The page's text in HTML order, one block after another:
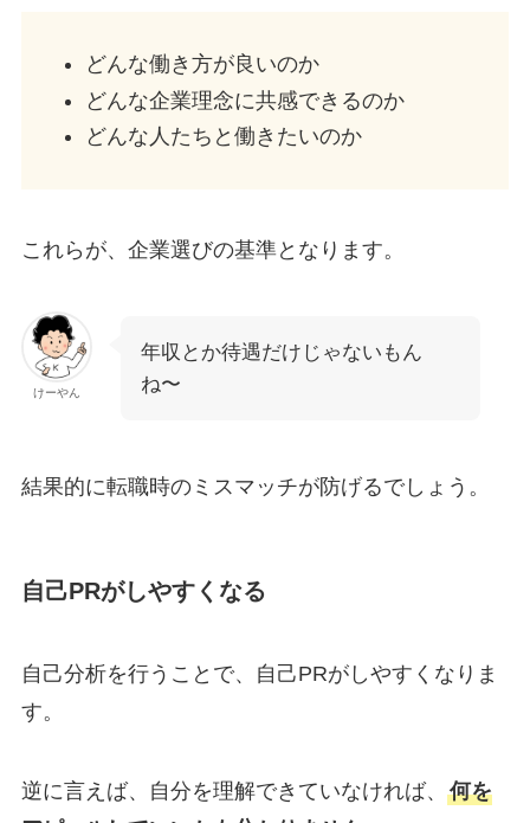
どんな働き方が良いのか
どんな企業理念に共感できるのか
どんな人たちと働きたいのか
これらが、企業選びの基準となります。
けーやん
年収とか待遇だけじゃないもん
ね〜
結果的に転職時のミスマッチが防げるでしょう。
自己PRがしやすくなる
自己分析を行うことで、自己PRがしやすくなりま
す。
逆に言えば、自分を理解できていなければ、 何を